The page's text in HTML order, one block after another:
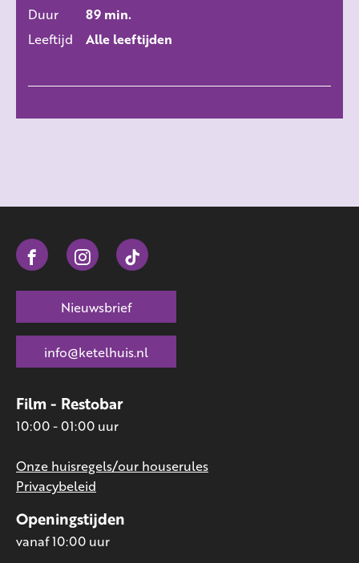
Duur
89 min.
Leeftijd
Alle leeftijden
Openingstijden
vanaf 10:00 uur
Film - Restobar
10:00 - 01:00 uur
Onze huisregels/our houserules
Privacybeleid
Nieuwsbrief
info@ketelhuis.nl